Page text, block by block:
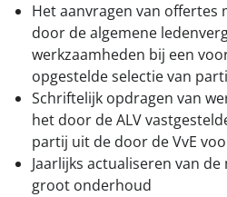
Het aanvragen van offertes
door de algemene
werkzaamheden bij een
opgestelde selectie van
Schriftelijk opdragen van
het door de ALV
partij uit de door de VvE
Jaarlijks actualiseren van
groot onderhoud